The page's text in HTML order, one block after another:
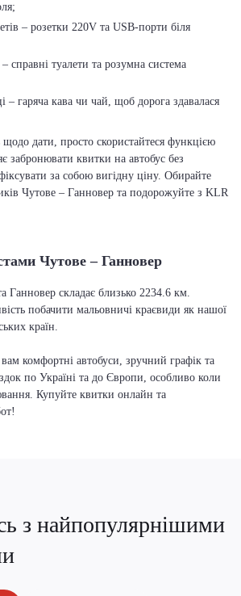
– розетки 220V та USB-порти біля
– справні туалети та розумна система
– гаряча кава чи чай, щоб дорога здавалася
дати, просто скористайтеся функцією
забронювати квитки на автобус без
за собою вигідну ціну. Обирайте
Чутове – Ганновер та подорожуйте з KLR
Чутове – Ганновер
Ганновер складає близько 2234.6 км.
побачити мальовничі краєвиди як нашої
країн.
комфортні автобуси, зручний графік та
по Україні та до Європи, особливо коли
Купуйте квитки онлайн та
з найпопулярнішими